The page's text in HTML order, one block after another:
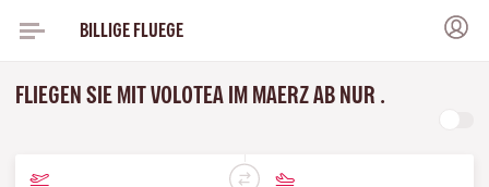
BILLIGE FLUEGE
FLIEGEN SIE MIT VOLOTEA IM MAERZ AB NUR .